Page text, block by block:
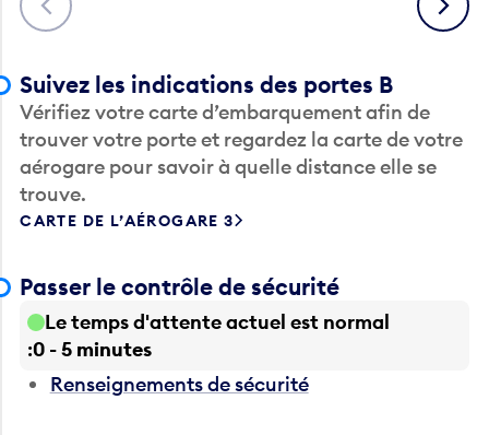
Suivez les indications des portes B
Vérifiez votre carte d’embarquement afin de
trouver votre porte et regardez la carte de votre
aérogare pour savoir à quelle distance elle se
trouve.
CARTE DE L’AÉROGARE 3
Passer le contrôle de sécurité
Le temps d'attente actuel est normal
0 - 5 minutes
Renseignements de sécurité